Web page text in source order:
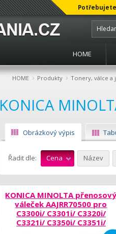
HOME
HOME › Produkty › Tonery, válce a
KONICA
Obrázkový výpis
Řadit dle: Cena Název
KONICA MINOLTA
váleček AAJRR70500 pro
C3300i/ C3301i/ C3320i/
C3321i/ C3350i/ C3351i/